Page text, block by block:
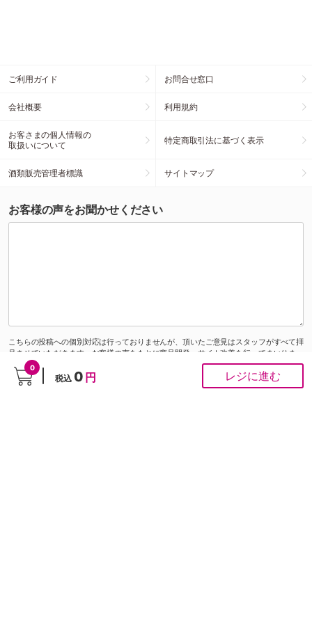
0
税込 0 円 レジに進む
ご利用ガイド お問合せ窓口
会社概要 利用規約
お客さまの個人情報の
取扱いについて
特定商取引法に基づく表示
酒類販売管理者標識 サイトマップ
お客様の声をお聞かせください
こちらの投稿への個別対応は行っておりませんが、頂いたご意見はスタッフがすべて拝
見させていただきます。お客様の声をもとに商品開発・サイト改善を行ってまいりま
ご注文にかかわるお問い合わせは お問い合わせ専用フォームから